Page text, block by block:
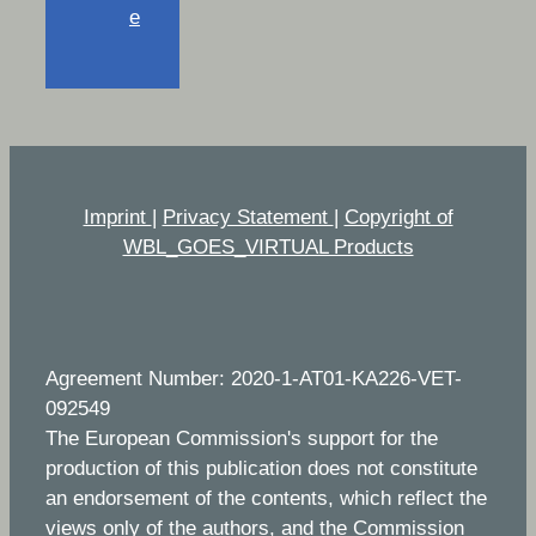
e
Imprint | Privacy Statement | Copyright of
WBL_GOES_VIRTUAL Products
Agreement Number: 2020-1-AT01-KA226-VET-
092549
The European Commission's support for the
production of this publication does not constitute
an endorsement of the contents, which reflect the
views only of the authors, and the Commission